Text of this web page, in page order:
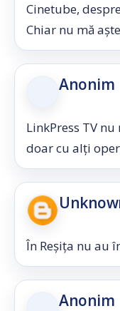
Cinetube,
Chiar nu mă
Anonim
LinkPress TV
doar cu alți
În Reșița nu au
Anonim